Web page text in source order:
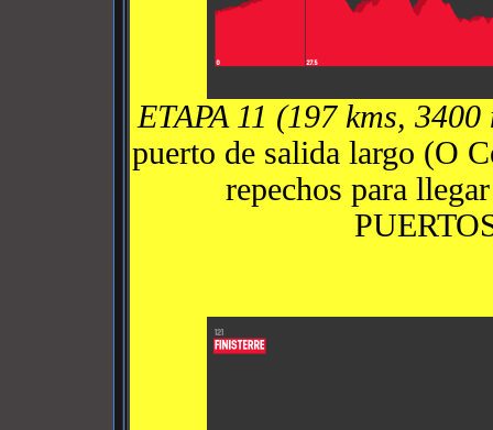
ETAPA 11 (197 kms,
puerto de salida largo (O
repechos para